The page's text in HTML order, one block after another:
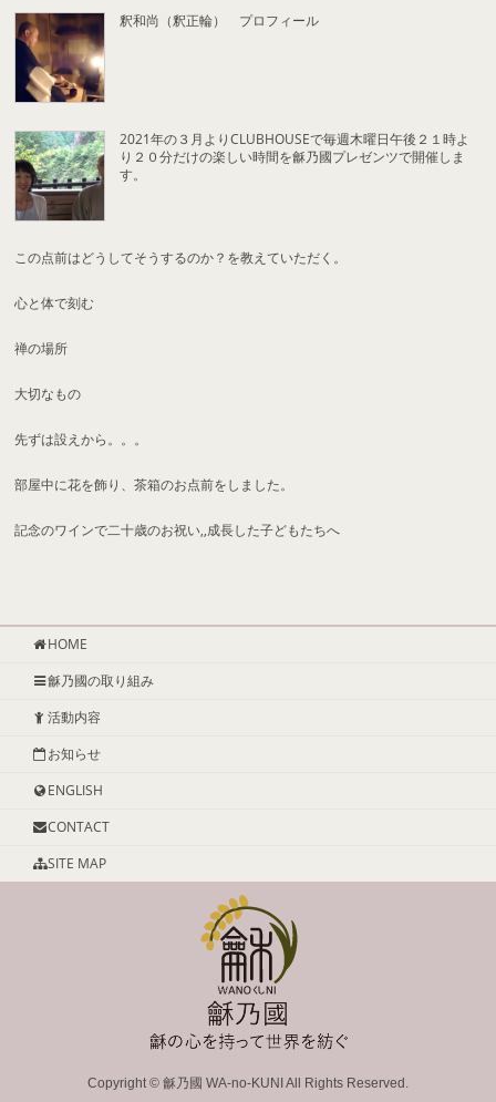
釈和尚（釈正輪） プロフィール
2021年の３月よりCLUBHOUSEで毎週木曜日午後２１時よ
り２０分だけの楽しい時間を龢乃國プレゼンツで開催しま
す。
この点前はどうしてそうするのか？を教えていただく。
心と体で刻む
禅の場所
大切なもの
先ずは設えから。。。
部屋中に花を飾り、茶箱のお点前をしました。
記念のワインで二十歳のお祝い,,成長した子どもたちへ
HOME
龢乃國の取り組み
活動内容
お知らせ
ENGLISH
CONTACT
SITE MAP
Copyright © 龢乃國 WA-no-KUNI All Rights Reserved.